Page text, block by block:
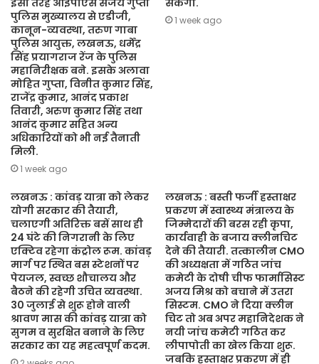
इसी तरह आईपीएस संजय गुप्ता
पुलिस मुख्यालय से एडीजी,
कानून-व्यवस्था, तरुण गाबा
पुलिस आयुक्त, लखनऊ, धर्मेंद्र
सिंह प्रयागराज रेंज के पुलिस
महानिरीक्षक बने. इसके अलावा
मोहित गुप्ता, विनीत कुमार सिंह,
राजेंद्र कुमार, आनंद प्रकाश
तिवारी, अरुण कुमार सिंह तथा
आनंद कुमार सहित अन्य
अधिकारियों को भी नई तैनाती
मिली.
1 week ago
सकेगा.
1 week ago
लखनऊ : कांवड़ यात्रा को लेकर
योगी सरकार की तैयारी,
चलाएगी अतिरिक्त बसें साथ ही
24 घंटे की निगरानी के लिए
एक्टिव रहेगा कंट्रोल रूम. कांवड़
मार्ग पर स्थित बस स्टेशनों पर
पेयजल, स्वच्छ शौचालय और
बैठने की रहेगी उचित व्यवस्था.
30 जुलाई से शुरू होने वाली
श्रावण मास की कांवड़ यात्रा को
सुगम व सुरक्षित बनाने के लिए
सरकार का यह महत्वपूर्ण कदम.
लखनऊ : बस्ती फर्जी हस्ताक्षर
प्रकरण में स्वास्थ्य मंत्रालय के
जिम्मेदारों की बरस रही कृपा,
कार्यवाही के बजाय क्लीनचिट
देने की तैयारी. तत्कालीन CMO
की अध्यक्षता में गठित जांच
कमेटी के दोषी चीफ फार्मासिस्ट
अजय मिश्र को बचाने में उतरा
सिस्टम. CMO ने दिया क्लीन
चिट तो अब अपर महानिदेशक ने
नयी जांच कमेटी गठित कर
लीपापोती का खेल किया शुरू.
जबकि हस्ताक्षर प्रकरण में ही